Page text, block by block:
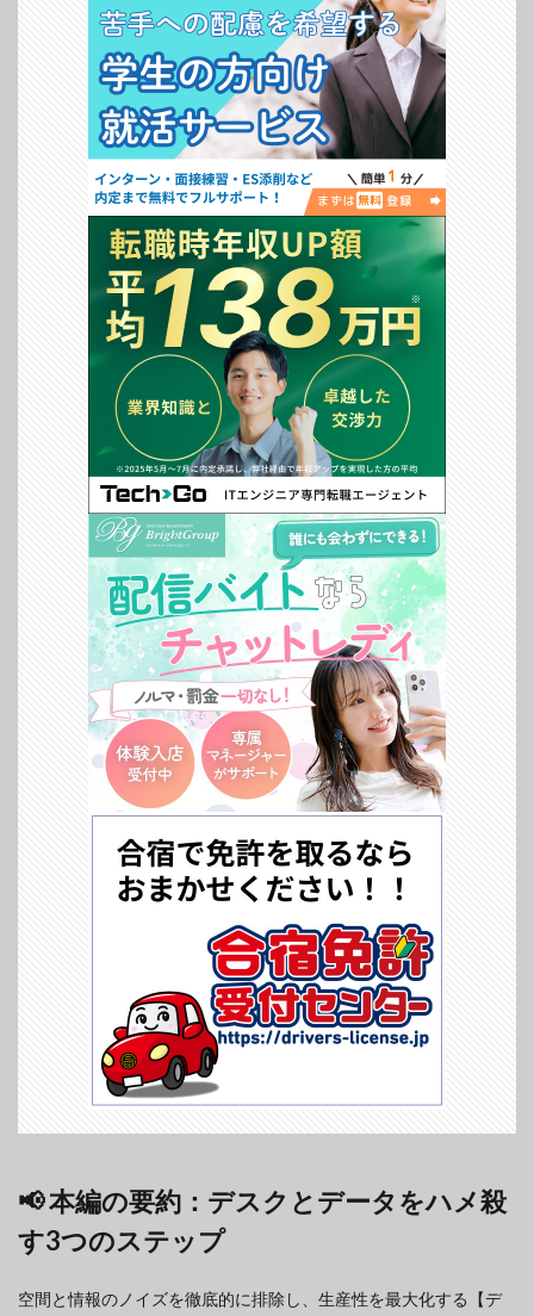
📢 本編の要約：デスクとデータをハメ殺
す3つのステップ
空間と情報のノイズを徹底的に排除し、生産性を最大化する【デ